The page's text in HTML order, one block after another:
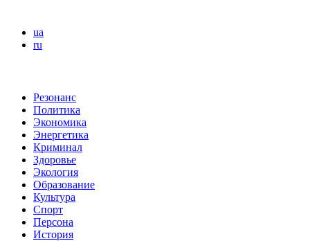
ua
ru
Резонанс
Политика
Экономика
Энергетика
Криминал
Здоровье
Экология
Образование
Культура
Спорт
Персона
История